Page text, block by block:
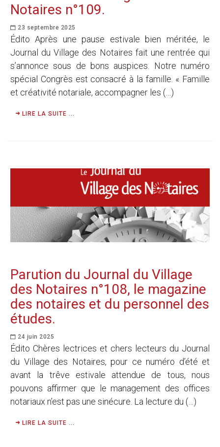
Notaires n°109.
23 septembre 2025
Édito Après une pause estivale bien méritée, le
Journal du Village des Notaires fait une rentrée qui
s’annonce sous de bons auspices. Notre numéro
spécial Congrès est consacré à la famille. « Famille
et créativité notariale, accompagner les (…)
LIRE LA SUITE ...
Parution du Journal du Village
des Notaires n°108, le magazine
des notaires et du personnel des
études.
24 juin 2025
Édito Chères lectrices et chers lecteurs du Journal
du Village des Notaires, pour ce numéro d’été et
avant la trêve estivale attendue de tous, nous
pouvons affirmer que le management des offices
notariaux n’est pas une sinécure. La lecture du (…)
LIRE LA SUITE ...